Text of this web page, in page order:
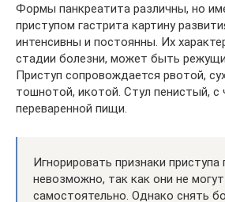
Формы панкреатита различны, но
приступом гастрита картину
интенсивны и постоянны. Их
стадии болезни, может быть
Приступ сопровождается рвотой,
тошнотой, икотой. Стул пенистый, с
переваренной пищи.
Игнорировать признаки приступа
невозможно, так как они не
самостоятельно. Однако снять